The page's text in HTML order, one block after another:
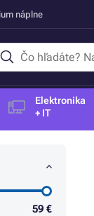
náplne
Elektronika
+ IT
59 €